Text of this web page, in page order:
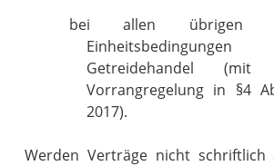
bei allen übrigen
Getreidehandel
Vorrangregelung in §4
2017).
Werden Verträge nicht schriftlich